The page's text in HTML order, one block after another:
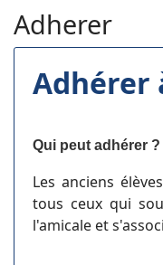
Adherer
Adhérer
Qui peut adhérer ?
Les anciens
tous ceux qui
l'amicale et